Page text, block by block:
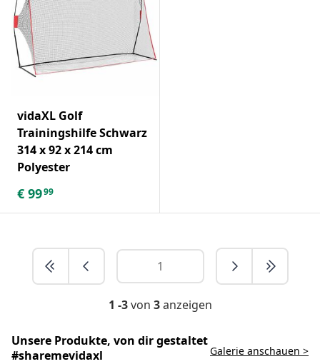
vidaXL Golf
Trainingshilfe Schwarz
314 x 92 x 214 cm
Polyester
€ 9999
1 -3von 3anzeigen
Unsere Produkte, von dir gestaltet
#sharemevidaxl
Galerie anschauen >